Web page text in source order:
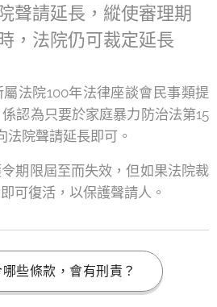
聲請延長，縱使審理期
，法院仍可裁定延長
法院100年法律座談會民事類提
認為只要於家庭暴力防治法第15
法院聲請延長即可。
期限屆至而失效，但如果法院裁
可復活，以保護聲請人。
些條款，會有刑責？